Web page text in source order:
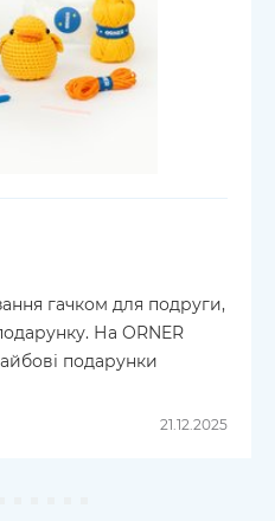
гачком для подруги,
На ORNER
подарунки
21.12.2025